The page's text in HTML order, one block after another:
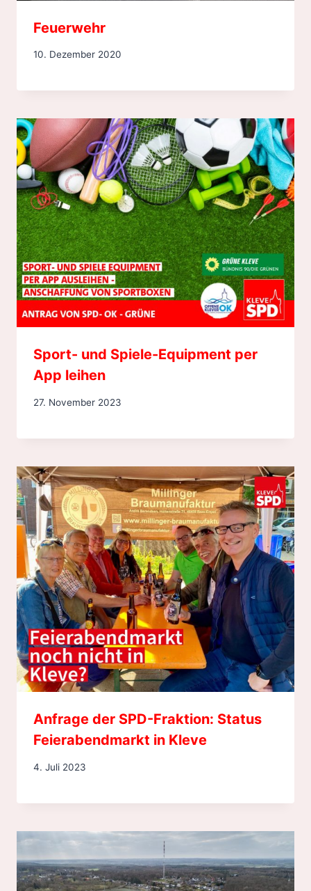
Feuerwehr
10. Dezember 2020
Sport- und Spiele-Equipment per
App leihen
27. November 2023
Anfrage der SPD-Fraktion: Status
Feierabendmarkt in Kleve
4. Juli 2023